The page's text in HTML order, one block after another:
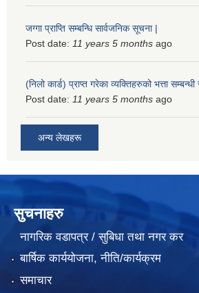
जग्गा प्राप्ति सम्बन्धि सार्वजनिक सूचना |
Post date: 11 years 5 months ago
(निलो कार्ड) प्राप्त गरेका व्यक्तिहरुको भत्ता
Post date: 11 years 5 months ago
अन्य लेखहरू
सुचनाहरु
नागरिक वडापत्र / सुबिधा तथा नगर कर
बार्षिक कार्ययोजना, नीति/कार्यक्रम
समाचार